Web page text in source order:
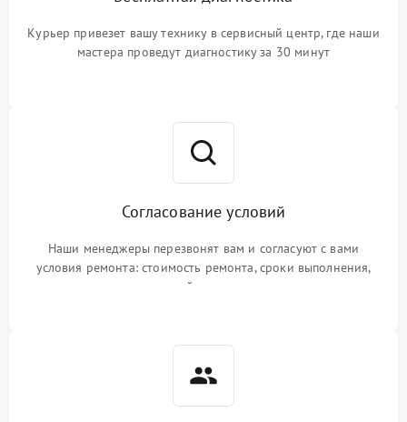
Курьер привезет вашу технику в сервисный центр, где наши
мастера проведут диагностику за 30 минут
Согласование условий
Наши менеджеры перезвонят вам и согласуют с вами
условия ремонта: стоимость ремонта, сроки выполнения,
гарантийные условия